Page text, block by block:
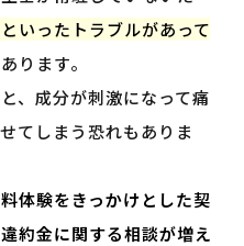
いったトラブルがあって
ります。
、成分が刺激になって痛
てしまう恐れもありま
体験をきっかけとした契
約金に関する相談が増え